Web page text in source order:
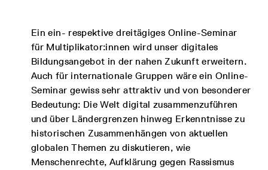
Ein ein- respektive dreitägiges Online-Seminar
für Multiplikator:innen wird unser digitales
Bildungsangebot in der nahen Zukunft erweitern.
Auch für internationale Gruppen wäre ein Online-
Seminar gewiss sehr attraktiv und von besonderer
Bedeutung: Die Welt digital zusammenzuführen
und über Ländergrenzen hinweg Erkenntnisse zu
historischen Zusammenhängen von aktuellen
globalen Themen zu diskutieren, wie
Menschenrechte, Aufklärung gegen Rassismus